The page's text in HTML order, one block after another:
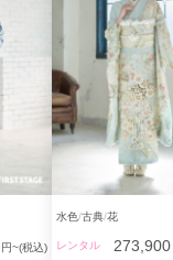
円~(税込)
水色 古典 花
レンタル 273,900